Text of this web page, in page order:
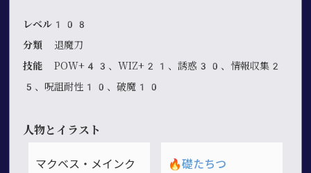
レベル108
分類 退魔刀
技能 POW+43、WIZ+21、誘惑30、情報収集2
5、呪詛耐性10、破魔10
人物とイラスト
マクベス・メインク
🔥礎たちつ